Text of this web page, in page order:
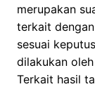
merupakan
terkait
sesuai
dilakukan
Terkait hasil